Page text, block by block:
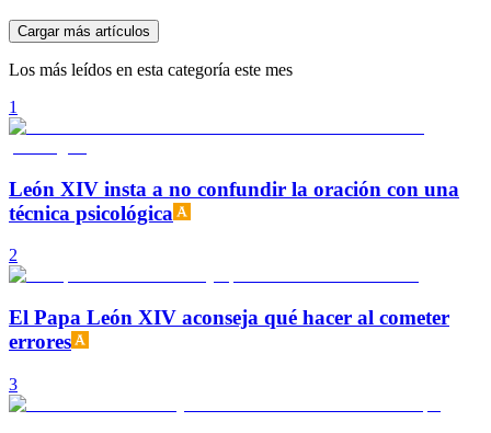
Cargar más artículos
Los más leídos en esta categoría este mes
1
León XIV insta a no confundir la oración con una
técnica psicológica
2
El Papa León XIV aconseja qué hacer al cometer
errores
3